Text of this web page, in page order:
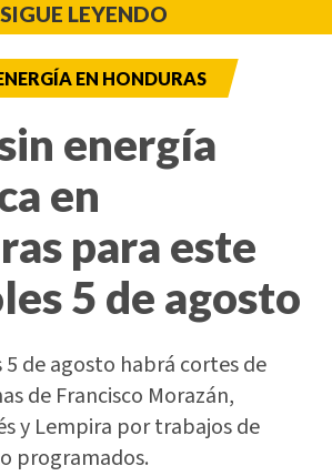
SIGUE LEYENDO
EN HONDURAS
energía
en
para este
5 de agosto
5 de agosto habrá cortes de
de Francisco Morazán,
y Lempira por trabajos de
programados.